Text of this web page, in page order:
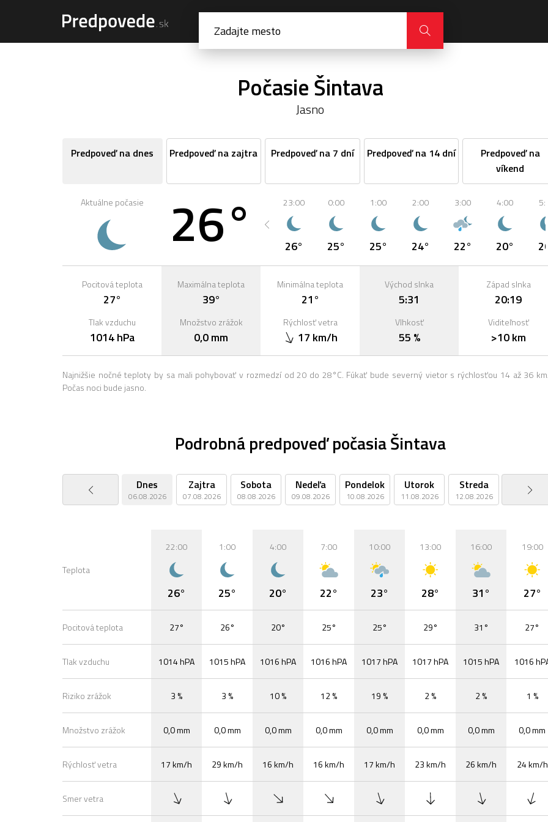
Počasie Šintava
Jasno
Predpoveď na dnes Predpoveď na zajtra Predpoveď na 7 dní Predpoveď na 14 dní
Predpoveď na
víkend
Aktuálne počasie 26° 23:00
26°
0:00
25°
1:00
25°
2:00
24°
3:00
22°
4:00
20°
Pocitová teplota
27°
Tlak vzduchu
1014 hPa
Maximálna teplota
39°
Množstvo zrážok
0,0 mm
Minimálna teplota
21°
Rýchlosť vetra
17 km/h
Východ slnka
5:31
Vlhkosť
55 %
Západ slnka
20:19
Viditeľnosť
>10 km
Najnižšie nočné teploty by sa mali pohybovať v rozmedzí od 20 do 28°C. Fúkať bude severný vietor s rýchlosťou 14 až 36
Počas noci bude jasno.
Podrobná predpoveď počasia Šintava
Dnes
06.08.2026
Zajtra
07.08.2026
Sobota
08.08.2026
Nedeľa
09.08.2026
Pondelok
10.08.2026
Utorok
11.08.2026
Streda
12.08.2026
Štvrtok
13.08.2026
Teplota
Pocitová teplota
Tlak vzduchu
Riziko zrážok
Množstvo zrážok
Rýchlosť vetra
Smer vetra
22:00
26°
27°
1014 hPA
3 %
0,0 mm
17 km/h
1:00
25°
26°
1015 hPA
3 %
0,0 mm
29 km/h
4:00
20°
20°
1016 hPA
10 %
0,0 mm
16 km/h
7:00
22°
25°
1016 hPA
12 %
0,0 mm
16 km/h
10:00
23°
25°
1017 hPA
19 %
0,0 mm
17 km/h
13:00
28°
29°
1017 hPA
2 %
0,0 mm
23 km/h
16:00
31°
31°
1015 hPA
2 %
0,0 mm
26 km/h
19:00
27°
27°
1016
1 %
0,0 mm
24 km/h